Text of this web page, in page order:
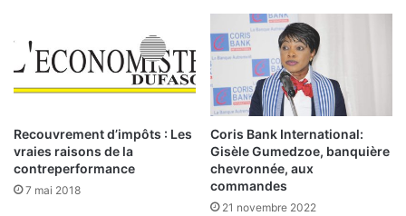
s
u
s
é
e
l
m
e
i
l
Recouvrement d’impôts : Les
vraies raisons de la
contreperformance
7 mai 2018
Coris Bank International:
Gisèle Gumedzoe, banquière
chevronnée, aux
commandes
21 novembre 2022